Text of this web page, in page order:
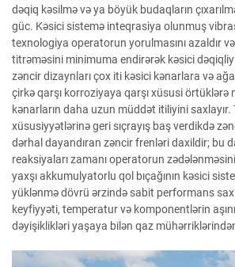
dəqiq kəsilmə və ya böyük budaqların
güc. Kəsici sistemə inteqrasiya olunmuş
texnologiya operatorun yorulmasını azaldır
titrəməsini minimuma endirərək kəsici
zəncir dizaynları çox iti kəsici kənarlara və
çirkə qarşı korroziyaya qarşı xüsusi örtüklərə
kənarların daha uzun müddət itiliyini saxlayır.
xüsusiyyətlərinə geri sıçrayış baş verdikdə
dərhal dayandıran zəncir frenləri daxildir; bu
reaksiyaları zamanı operatorun zədələnməsini
yaxşı akkumulyatorlu qol bıçağının kəsici
yüklənmə dövrü ərzində sabit performans
keyfiyyəti, temperatur və komponentlərin
dəyişiklikləri yaşaya bilən qaz